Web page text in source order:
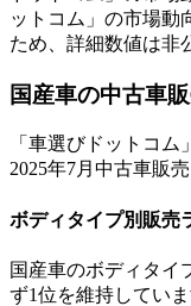
ットコム」の市場動
ため、詳細数値は非
国産車の中古車
「車選びドットコ
2025年7月中古車販
ボディタイプ別販売
国産車のボディタイ
ず1位を維持してい